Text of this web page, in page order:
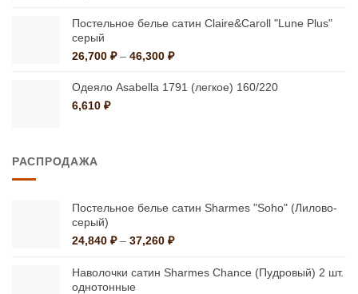
Постельное белье сатин Claire&Caroll "Lune Plus"
серый
26,700 ₽ – 46,300 ₽Диапазон
26,700 ₽
Одеяло Asabella 1791 (легкое) 160/220
6,610 ₽
РАСПРОДАЖА
Постельное белье сатин Sharmes "Soho" (Лилово-
серый)
24,840 ₽ – 37,260 ₽Диапазон
24,840 ₽
Наволочки сатин Sharmes Chance (Пудровый) 2 шт.
однотонные